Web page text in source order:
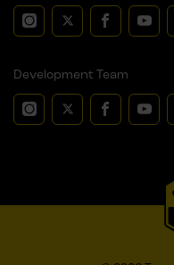
Development Team